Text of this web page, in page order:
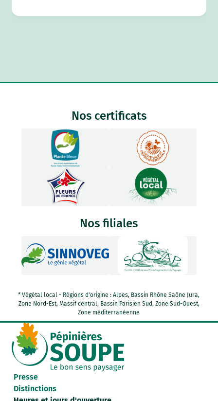
Nos certificats
Nos filiales
* Végétal local - Régions d'origine : Alpes, Bassin Rhône Saône Jura,
Zone Nord-Est, Massif central, Bassin Parisien Sud, Zone Sud-Ouest,
Zone méditerranéenne
Presse
Distinctions